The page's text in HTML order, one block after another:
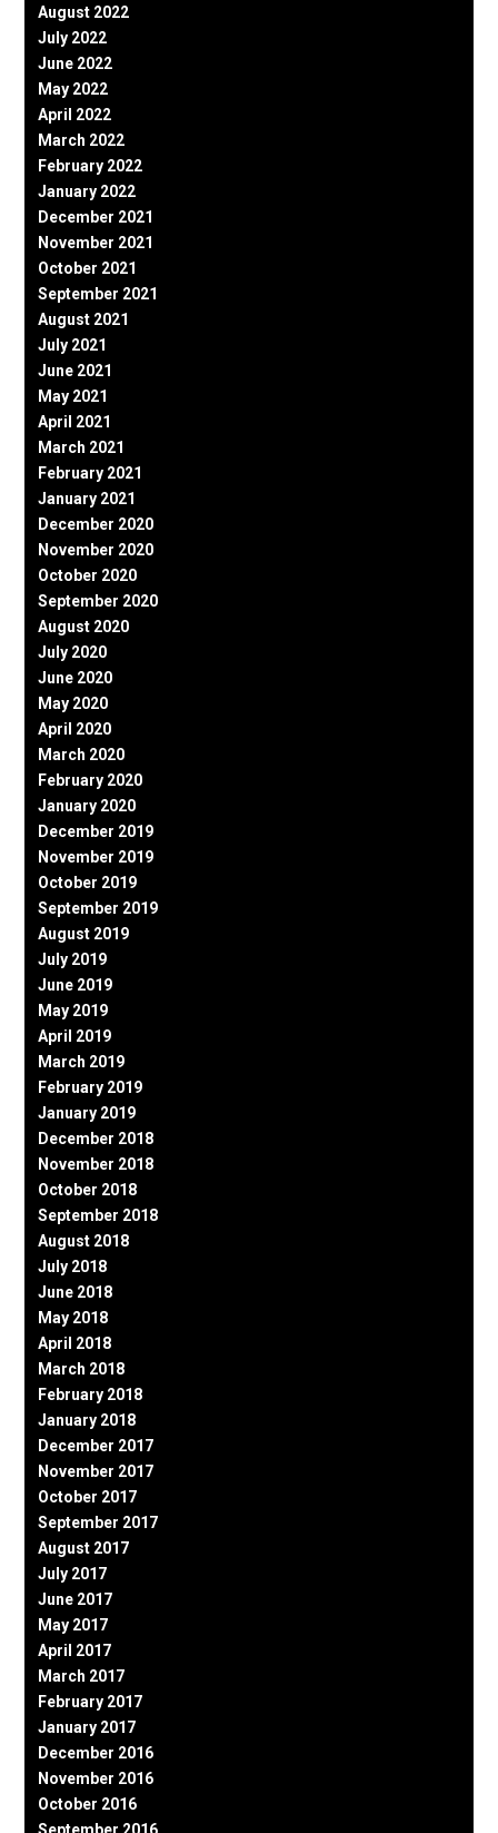
August 2022
July 2022
June 2022
May 2022
April 2022
March 2022
February 2022
January 2022
December 2021
November 2021
October 2021
September 2021
August 2021
July 2021
June 2021
May 2021
April 2021
March 2021
February 2021
January 2021
December 2020
November 2020
October 2020
September 2020
August 2020
July 2020
June 2020
May 2020
April 2020
March 2020
February 2020
January 2020
December 2019
November 2019
October 2019
September 2019
August 2019
July 2019
June 2019
May 2019
April 2019
March 2019
February 2019
January 2019
December 2018
November 2018
October 2018
September 2018
August 2018
July 2018
June 2018
May 2018
April 2018
March 2018
February 2018
January 2018
December 2017
November 2017
October 2017
September 2017
August 2017
July 2017
June 2017
May 2017
April 2017
March 2017
February 2017
January 2017
December 2016
November 2016
October 2016
September 2016